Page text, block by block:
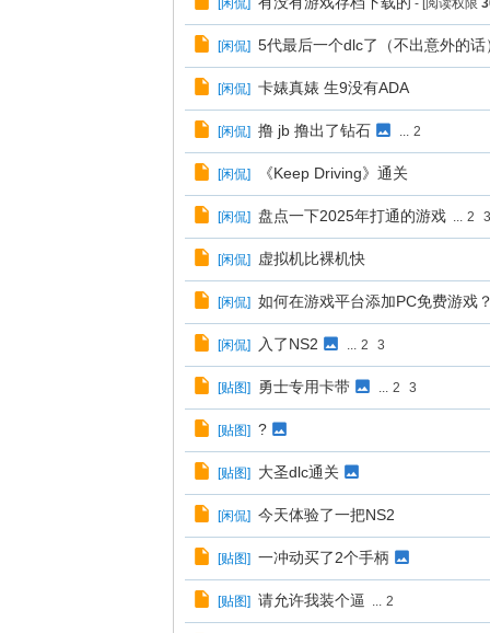
闲侃 - [阅读权限
[闲侃] 5代最后一个dlc了（不出意外的话
[闲侃] 卡婊真婊 生9没有ADA
[闲侃] 撸 jb 撸出了钻石 ... 2
[闲侃] 《Keep Driving》通关
[闲侃] 盘点一下2025年打通的游戏 ... 2
[闲侃] 虚拟机比裸机快
[闲侃] 如何在游戏平台添加PC免费游戏
[闲侃] 入了NS2 ... 2 3
[贴图] 勇士专用卡带 ... 2 3
[贴图] ?
[贴图] 大圣dlc通关
[闲侃] 今天体验了一把NS2
[贴图] 一冲动买了2个手柄
[贴图] 请允许我装个逼 ... 2